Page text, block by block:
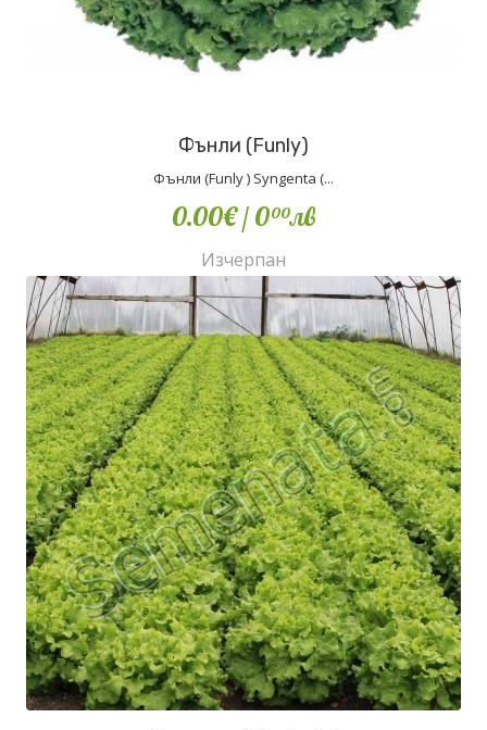
Фънли (Funly)
Фънли (Funly ) Syngenta (...
0.00€/ 000лв
Изчерпан